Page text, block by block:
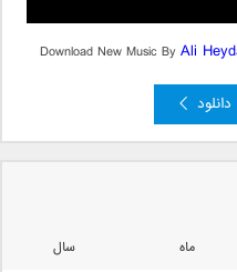
Download New Music ByAli
ماه
سال